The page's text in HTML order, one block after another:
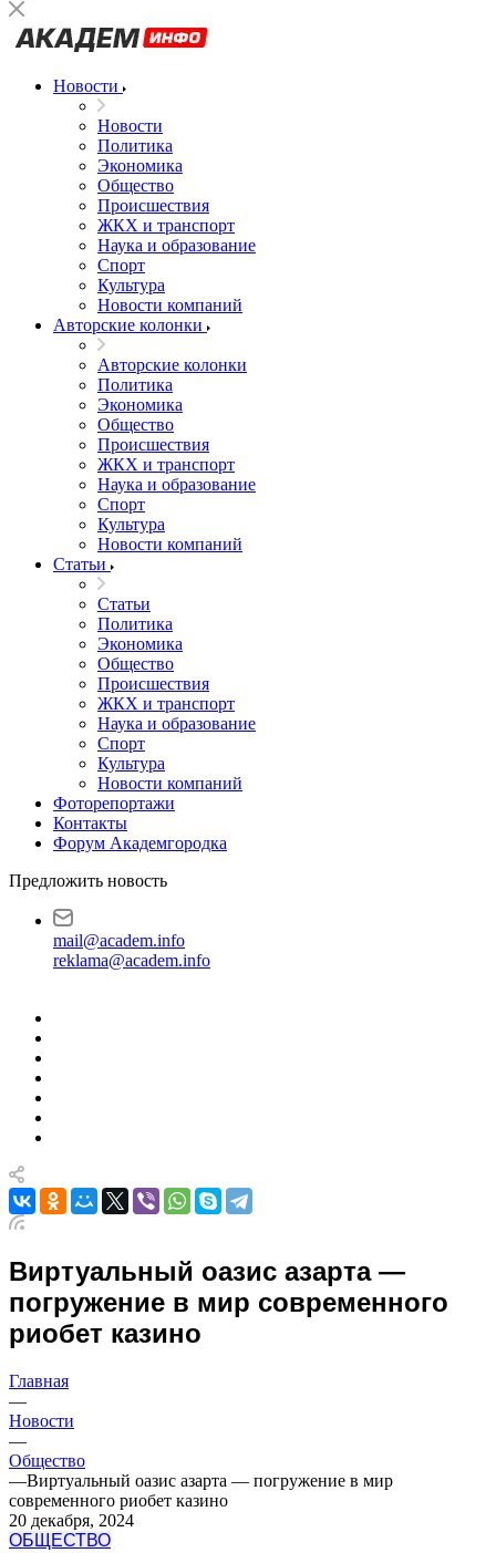
Новости
Новости
Политика
Экономика
Общество
Происшествия
ЖКХ и транспорт
Наука и образование
Спорт
Культура
Новости компаний
Авторские колонки
Авторские колонки
Политика
Экономика
Общество
Происшествия
ЖКХ и транспорт
Наука и образование
Спорт
Культура
Новости компаний
Статьи
Статьи
Политика
Экономика
Общество
Происшествия
ЖКХ и транспорт
Наука и образование
Спорт
Культура
Новости компаний
Фоторепортажи
Контакты
Форум Академгородка
Предложить новость
mail@academ.info
reklama@academ.info
Виртуальный оазис азарта —
погружение в мир современного
риобет казино
Главная
—
Новости
—
Общество
—Виртуальный оазис азарта — погружение в мир
современного риобет казино
20 декабря, 2024
ОБЩЕСТВО